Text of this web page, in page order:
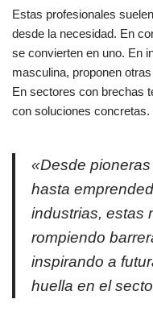
Estas profesionales
desde la necesidad. En
se convierten en uno. En
masculina, proponen
En sectores con brechas
con soluciones concretas.
«Desde
hasta
industrias, estas
rompiendo
inspirando a
huella en el